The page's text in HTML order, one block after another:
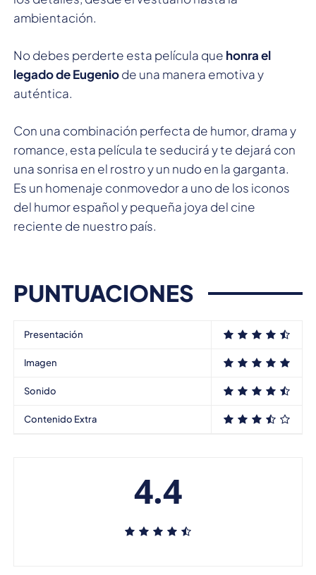
ambientación.
No debes perderte esta película que honra el
legado de Eugeniode una manera emotiva y
auténtica.
Con una combinación perfecta de humor, drama y
romance, esta película te seducirá y te dejará con
una sonrisa en el rostro y un nudo en la garganta.
Es un homenaje conmovedor a uno de los iconos
del humor español y pequeña joya del cine
reciente de nuestro país.
PUNTUACIONES
Presentación
Imagen
Sonido
Contenido Extra
4.4